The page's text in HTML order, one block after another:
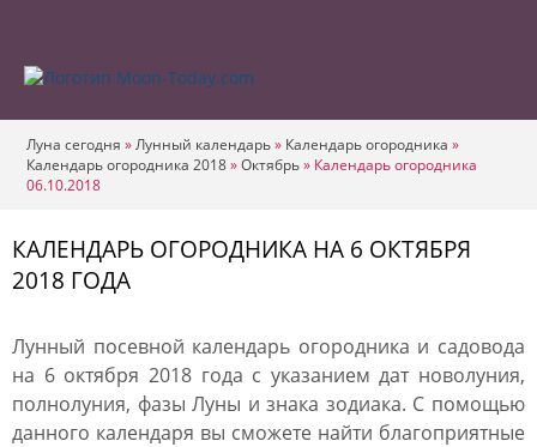
Луна сегодня »Лунный календарь» Календарь огородника »
Календарь огородника 2018»Октябрь» Календарь огородника
06.10.2018
КАЛЕНДАРЬ ОГОРОДНИКА НА 6 ОКТЯБРЯ
2018 ГОДА
Лунный посевной календарь огородника и садовода
на 6 октября 2018 года с указанием дат новолуния,
полнолуния, фазы Луны и знака зодиака. С помощью
данного календаря вы сможете найти благоприятные